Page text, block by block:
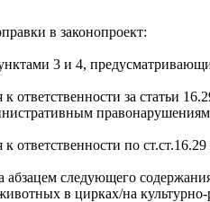
в законопроект:
3 и 4,
к ответственности за статьи
ответственности по
абзацем следующего
в цирках/на